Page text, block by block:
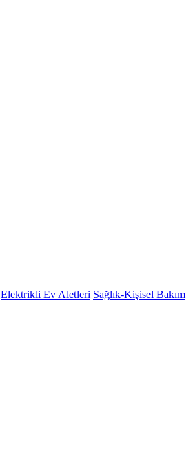
Elektrikli Ev Aletleri Sağlık-Kişisel Bakım